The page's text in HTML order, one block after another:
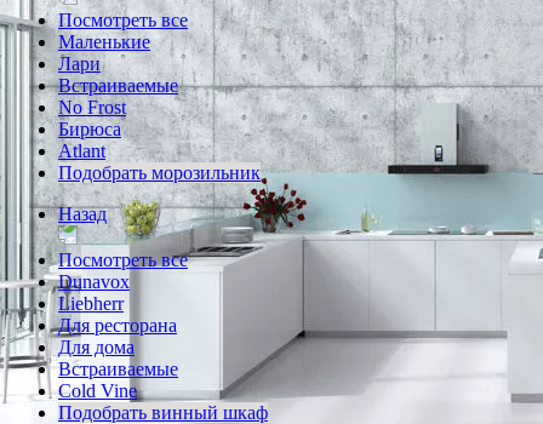
Посмотреть все
Маленькие
Лари
Встраиваемые
No Frost
Бирюса
Atlant
Подобрать морозильник
Назад
Посмотреть все
Dunavox
Liebherr
Для ресторана
Для дома
Встраиваемые
Cold Vine
Подобрать винный шкаф